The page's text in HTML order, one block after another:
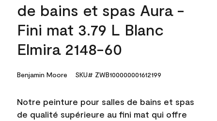
de bains et spas Aura -
Fini mat 3.79 L Blanc
Elmira 2148-60
Benjamin Moore SKU# ZWB100000001612199
Notre peinture pour salles de bains et spas
de qualité supérieure au fini mat qui offre